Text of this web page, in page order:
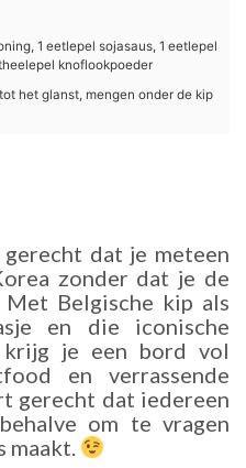
1 eetlepel sojasaus, 1 eetlepel
knoflookpoeder
het glanst, mengen onder de kip
dat je meteen
zonder dat je de
Belgische kip als
en die iconische
krijg je een bord vol
en verrassende
gerecht dat iedereen
om te vragen
maakt.